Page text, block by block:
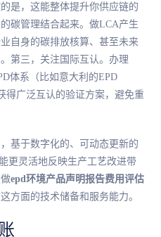
是，这能整体提升你供应链的
碳管理结合起来。做LCA产生
自身的碳排放核算、甚至未来
第三，关注国际互认。办理
体系（比如意大利的EPD
得广泛互认的验证方案，避免重
基于数字化的、可动态更新的
更灵活地反映生产工艺改进带
epd环境产品声明报告费用评估
方面的技术储备和服务能力。